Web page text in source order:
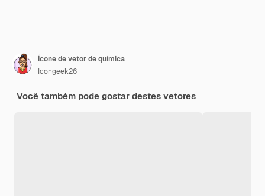
Ícone de vetor de química
Icongeek26
Você também pode gostar destes vetores